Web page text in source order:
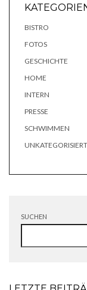
BISTRO
FOTOS
GESCHICHTE
HOME
INTERN
PRESSE
SCHWIMMEN
UNKATEGORISIERT
SUCHEN